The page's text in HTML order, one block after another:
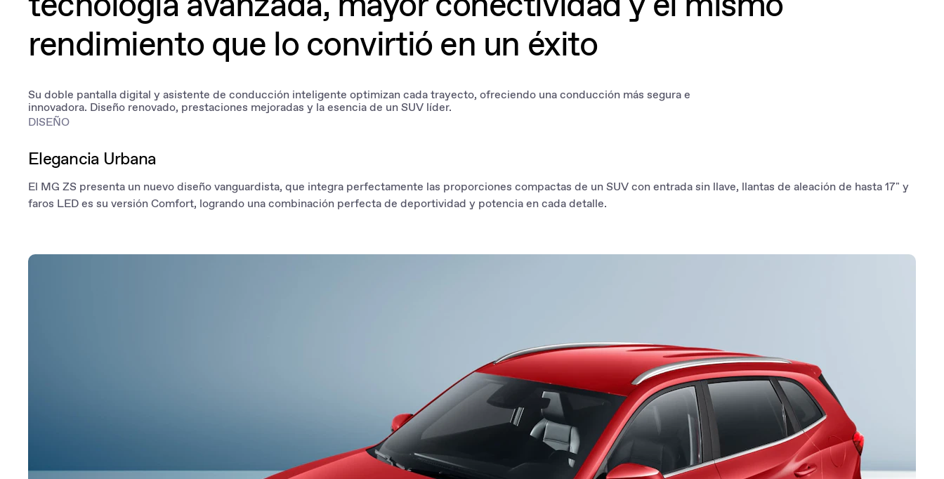
rendimiento que lo convirtió en un éxito
Su doble pantalla digital y asistente de conducción inteligente optimizan cada trayecto, ofreciendo una conducción más segura e
innovadora. Diseño renovado, prestaciones mejoradas y la esencia de un SUV líder.
DISEÑO
Elegancia Urbana
El MG ZS presenta un nuevo diseño vanguardista, que integra perfectamente las proporciones compactas de un SUV con entrada sin llave, llantas de aleación de hasta 17" y
faros LED es su versión Comfort, logrando una combinación perfecta de deportividad y potencia en cada detalle.